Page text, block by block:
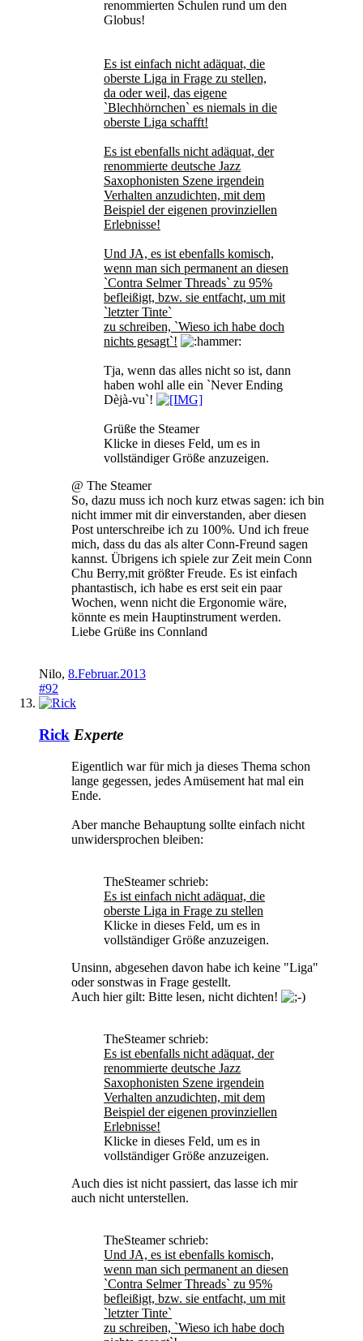
renommierten Schulen rund um den
Globus!
Es ist einfach nicht adäquat, die
oberste Liga in Frage zu stellen,
da oder weil, das eigene
`Blechhörnchen` es niemals in die
oberste Liga schafft!
Es ist ebenfalls nicht adäquat, der
renommierte deutsche Jazz
Saxophonisten Szene irgendein
Verhalten anzudichten, mit dem
Beispiel der eigenen provinziellen
Erlebnisse!
Und JA, es ist ebenfalls komisch,
wenn man sich permanent an diesen
`Contra Selmer Threads` zu 95%
befleißigt, bzw. sie entfacht, um mit
`letzter Tinte`
zu schreiben, `Wieso ich habe doch
nichts gesagt`!
Tja, wenn das alles nicht so ist, dann
haben wohl alle ein `Never Ending
Dèjà-vu`!
Grüße the Steamer
Klicke in dieses Feld, um es in
vollständiger Größe anzuzeigen.
@ The Steamer
So, dazu muss ich noch kurz etwas sagen: ich bin
nicht immer mit dir einverstanden, aber diesen
Post unterschreibe ich zu 100%. Und ich freue
mich, dass du das als alter Conn-Freund sagen
kannst. Übrigens ich spiele zur Zeit mein Conn
Chu Berry,mit größter Freude. Es ist einfach
phantastisch, ich habe es erst seit ein paar
Wochen, wenn nicht die Ergonomie wäre,
könnte es mein Hauptinstrument werden.
Liebe Grüße ins Connland
Nilo, 8.Februar.2013
#92
Rick Experte
Eigentlich war für mich ja dieses Thema schon
lange gegessen, jedes Amüsement hat mal ein
Ende.
Aber manche Behauptung sollte einfach nicht
unwidersprochen bleiben:
TheSteamer schrieb:
Es ist einfach nicht adäquat, die
oberste Liga in Frage zu stellen
Klicke in dieses Feld, um es in
vollständiger Größe anzuzeigen.
Unsinn, abgesehen davon habe ich keine "Liga"
oder sonstwas in Frage gestellt.
Auch hier gilt: Bitte lesen, nicht dichten!
TheSteamer schrieb:
Es ist ebenfalls nicht adäquat, der
renommierte deutsche Jazz
Saxophonisten Szene irgendein
Verhalten anzudichten, mit dem
Beispiel der eigenen provinziellen
Erlebnisse!
Klicke in dieses Feld, um es in
vollständiger Größe anzuzeigen.
Auch dies ist nicht passiert, das lasse ich mir
auch nicht unterstellen.
TheSteamer schrieb:
Und JA, es ist ebenfalls komisch,
wenn man sich permanent an diesen
`Contra Selmer Threads` zu 95%
befleißigt, bzw. sie entfacht, um mit
`letzter Tinte`
zu schreiben, `Wieso ich habe doch